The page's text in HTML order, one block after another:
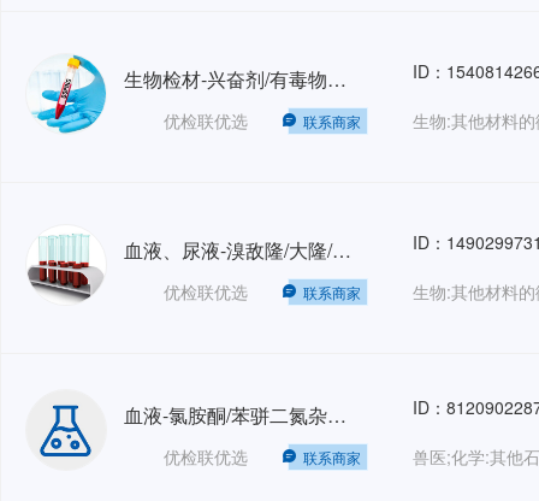
生物检材-兴奋剂/有毒物质检测-SF/ZJD
优检联优选 联系商家
ID：
血液、尿液-溴敌隆/大隆/杀鼠醚/敌鼠-GA/T932-2011
优检联优选 联系商家
ID：
血液-氯胺酮/苯骈二氮杂类药物/酰胺类除草剂检测-GA/T
优检联优选 联系商家
ID：